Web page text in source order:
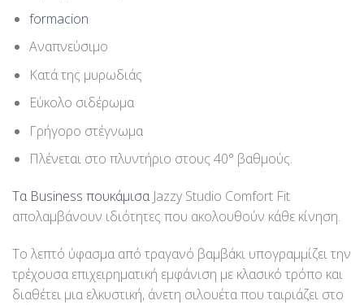
formacion
Αναπνεύσιμο
Κατά της μυρωδιάς
Εύκολο σιδέρωμα
Γρήγορο στέγνωμα
Πλένεται στο πλυντήριο στους 40° βαθμούς.
Τα Business πουκάμισα Jazzy Studio Comfort Fit
απολαμβάνουν ιδιότητες που ακολουθούν κάθε κίνηση.
Το λεπτό ύφασμα από τραγανό βαμβάκι υπογραμμίζει την
τρέχουσα επιχειρηματική εμφάνιση με κλασικό τρόπο και
διαθέτει μια ελκυστική, άνετη σιλουέτα που ταιριάζει στο